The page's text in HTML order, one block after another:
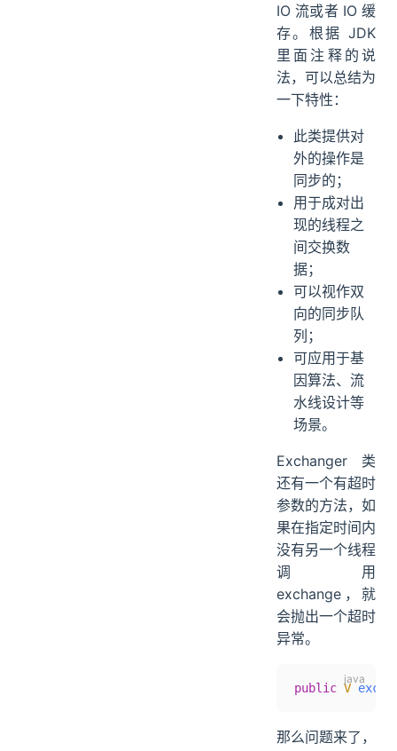
IO 流或者 IO 缓
存。根据 JDK
里面注释的说
法，可以总结为
一下特性：
此类提供对
外的操作是
同步的；
用于成对出
现的线程之
间交换数
据；
可以视作双
向的同步队
列；
可应用于基
因算法、流
水线设计等
场景。
Exchanger 类
还有一个有超时
参数的方法，如
果在指定时间内
没有另一个线程
调用
exchange，就
会抛出一个超时
异常。
public V
那么问题来了，